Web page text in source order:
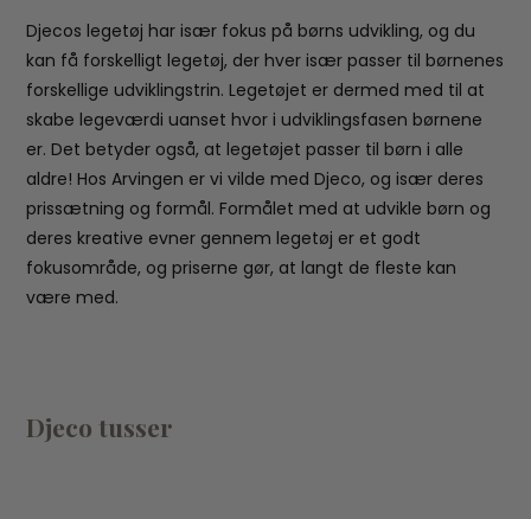
Djecos legetøj har især fokus på børns udvikling, og du
kan få forskelligt legetøj, der hver især passer til børnenes
forskellige udviklingstrin. Legetøjet er dermed med til at
skabe legeværdi uanset hvor i udviklingsfasen børnene
er. Det betyder også, at legetøjet passer til børn i alle
aldre! Hos Arvingen er vi vilde med Djeco, og især deres
prissætning og formål. Formålet med at udvikle børn og
deres kreative evner gennem legetøj er et godt
fokusområde, og priserne gør, at langt de fleste kan
være med.
Djeco tusser